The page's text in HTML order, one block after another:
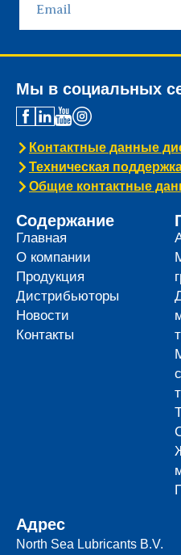
Мы в социальных
Контактные данные
Техническая
Общие контактные
Содержание
Главная
О компании
Продукция
Дистрибьюторы
Новости
Контакты
Адрес
North Sea Lubricants B.V.